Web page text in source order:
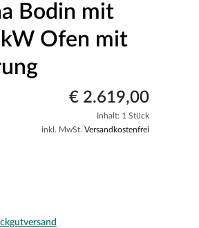
Bodin mit
Ofen mit
€ 2.619,00
Inhalt: 1 Stück
inkl. MwSt. Versandkostenfrei